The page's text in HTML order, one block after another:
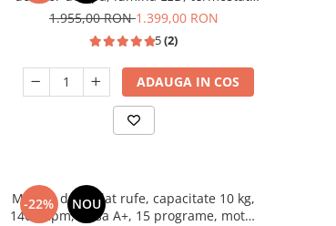
usi reversibile, Gri Antracit, HEINNER
1.955,00 RON1.399,00 RON
5(2)
ADAUGA IN COS
-22% NOU
Masina de spalat rufe, capacitate 10 kg,
1400 Rpm, clasa A+, 15 programe, motor